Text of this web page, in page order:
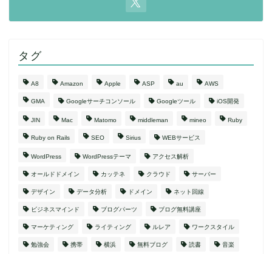
タグ
A8 Amazon Apple ASP au AWS
GMA Googleサーチコンソール Googleツール iOS開発
JIN Mac Matomo middleman mineo Ruby
Ruby on Rails SEO Sirius WEBサービス
WordPress WordPressテーマ アクセス解析
オールドドメイン カッテネ クラウド サーバー
デザイン データ分析 ドメイン ネット回線
ビジネスマインド ブログパーツ ブログ無料講座
マーケティング ライティング ルレア ワークスタイル
勉強会 携帯 横浜 無料ブログ 読書 音楽